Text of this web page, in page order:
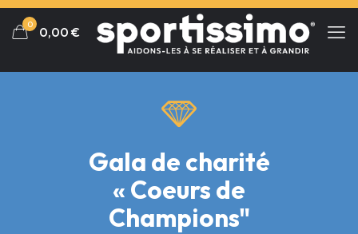
0 0,00 €
Gala de charité
« Coeurs de
Champions"
Panneau de gestion des cookies